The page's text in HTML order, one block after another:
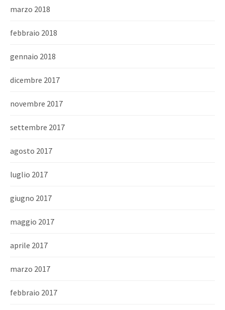
marzo 2018
febbraio 2018
gennaio 2018
dicembre 2017
novembre 2017
settembre 2017
agosto 2017
luglio 2017
giugno 2017
maggio 2017
aprile 2017
marzo 2017
febbraio 2017